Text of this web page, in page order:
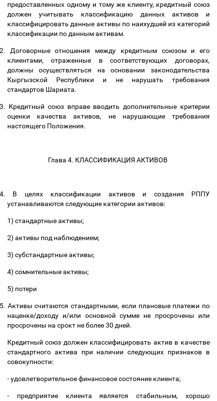
предоставленных одному и тому же клиенту, кредитный союз
должен учитывать классификацию данных активов и
классифицировать данные активы по наихудшей из категорий
классификации по данным активам.
Договорные отношения между кредитным союзом и его
клиентами, отраженные в соответствующих договорах,
должны осуществляться на основании законодательства
Кыргызской Республики и не нарушать требования
стандартов Шариата.
Кредитный союз вправе вводить дополнительные критерии
оценки качества активов, не нарушающие требования
настоящего Положения.
Глава 4. КЛАССИФИКАЦИЯ АКТИВОВ
В целях классификации активов и создания РППУ
устанавливаются следующие категории активов:
1) стандартные активы;
2) активы под наблюдением;
3) субстандартные активы;
4) сомнительные активы;
5) потери
Активы считаются стандартными, если плановые платежи по
наценке/доходу и/или основной сумме не просрочены или
просрочены на срокт не более 30 дней.
Кредитный союз должен классифицировать актив в качестве
стандартного актива при наличии следующих признаков в
совокупности:
-удовлетворительное финансовое состояние клиента;
- предприятие клиента является стабильным, хорошо